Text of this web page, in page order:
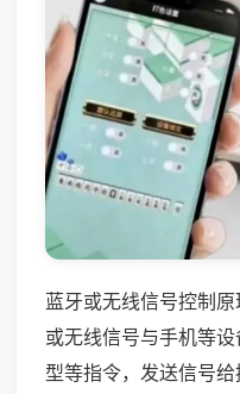
蓝牙或无线信号控制
或无线信号与手机等
型等指令，发送信号